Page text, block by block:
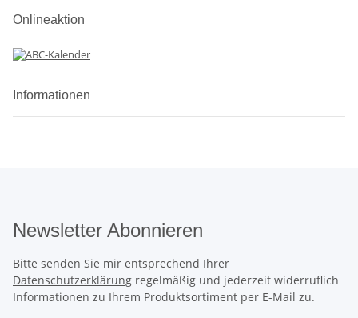
Onlineaktion
Informationen
Newsletter Abonnieren
Bitte senden Sie mir entsprechend Ihrer
Datenschutzerklärung regelmäßig und jederzeit widerruflich
Informationen zu Ihrem Produktsortiment per E-Mail zu.